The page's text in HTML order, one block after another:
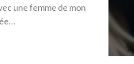
une femme de mon